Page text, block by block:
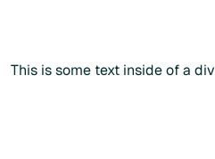
This is some text inside of a